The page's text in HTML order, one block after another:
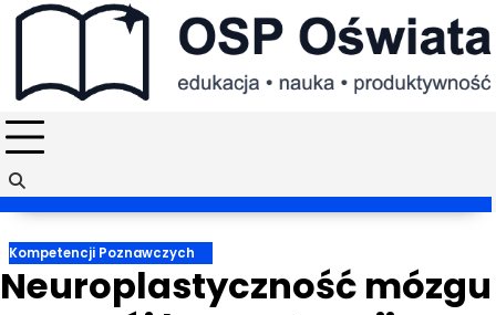
Skip
Kompetencji Poznawczych
Neuroplastyczność mózgu